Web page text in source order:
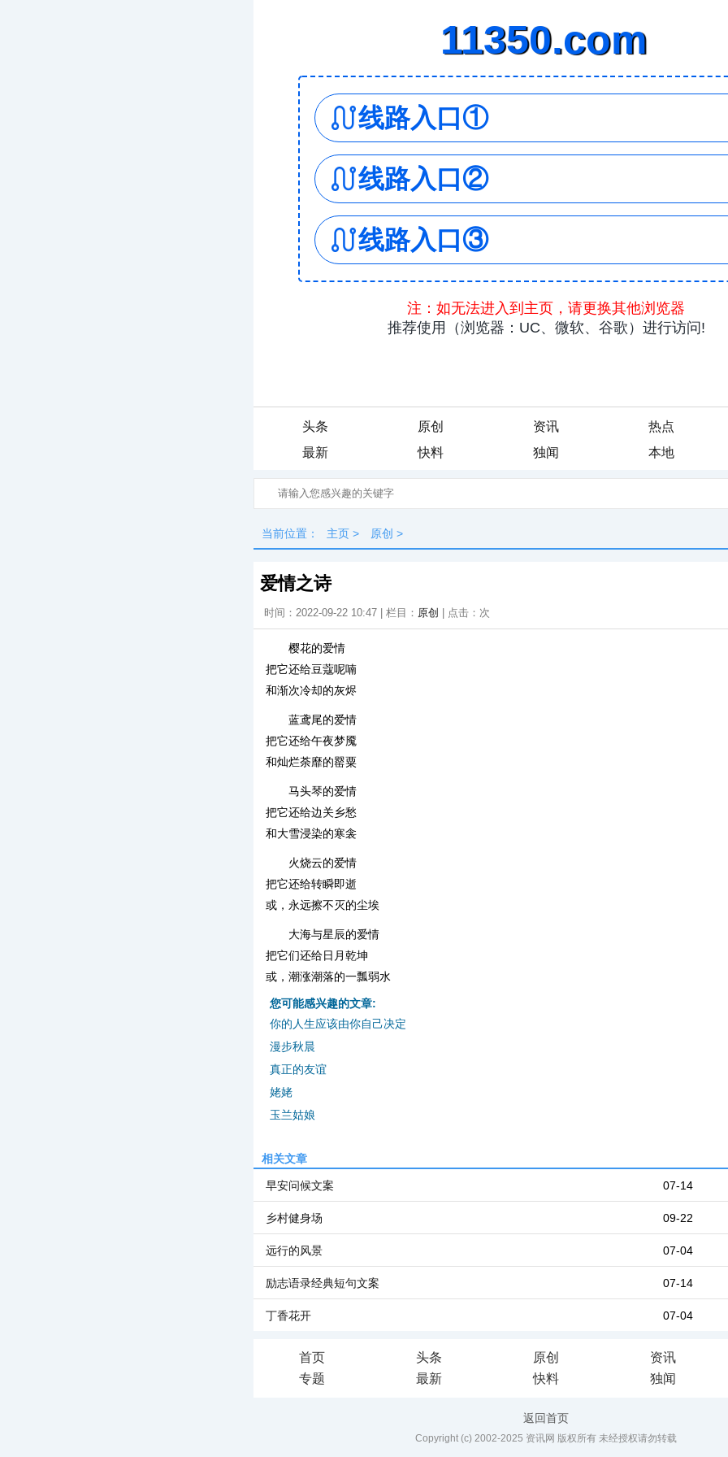
头条 原创 资讯
热点
最新
快料 独闻 本地
当前位置： 主页 > 原创 >
爱情之诗
时间：2022-09-22 10:47 | 栏目： 原创 | 点击： 次
樱花的爱情
把它还给豆蔻呢喃
和渐次冷却的灰烬
蓝鸢尾的爱情
把它还给午夜梦魇
和灿烂荼靡的罂粟
马头琴的爱情
把它还给边关乡愁
和大雪浸染的寒衾
火烧云的爱情
把它还给转瞬即逝
或，永远擦不灭的尘埃
大海与星辰的爱情
把它们还给日月乾坤
或，潮涨潮落的一瓢弱水
您可能感兴趣的文章:
你的人生应该由你自己决定
漫步秋晨
真正的友谊
姥姥
玉兰姑娘
相关文章
07-14
早安问候文案
09-22
乡村健身场
07-04
远行的风景
07-14
励志语录经典短句文案
07-04
丁香花开
首页 头条 原创
资讯
专题
最新 快料 独闻
返回首页
Copyright (c) 2002-2025 资讯网 版权所有 未经授权请勿转载